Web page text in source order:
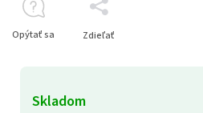
Skladom
Opýtať sa Zdieľať